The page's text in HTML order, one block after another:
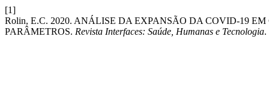
[1]
Rolin, E.C. 2020. ANÁLISE DA EXPANSÃO DA COVID-19
PARÂMETROS. Revista Interfaces: Saúde, Humanas e Tecnologia.